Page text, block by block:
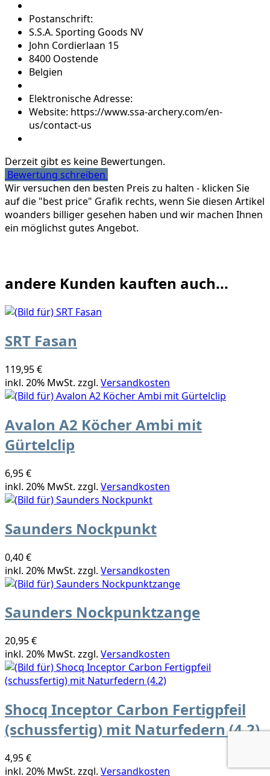
Postanschrift:
S.S.A. Sporting Goods NV
John Cordierlaan 15
8400 Oostende
Belgien
Elektronische Adresse:
Website: https://www.ssa-archery.com/en-
us/contact-us
Derzeit gibt es keine Bewertungen.
Bewertung schreiben
Wir versuchen den besten Preis zu halten - klicken Sie
auf die "best price" Grafik rechts, wenn Sie diesen Artikel
woanders billiger gesehen haben und wir machen Ihnen
ein möglichst gutes Angebot.
andere Kunden kauften auch...
SRT Fasan
119,95 €
inkl. 20% MwSt. zzgl. Versandkosten
Avalon A2 Köcher Ambi mit
Gürtelclip
6,95 €
inkl. 20% MwSt. zzgl. Versandkosten
Saunders Nockpunkt
0,40 €
inkl. 20% MwSt. zzgl. Versandkosten
Saunders Nockpunktzange
20,95 €
inkl. 20% MwSt. zzgl. Versandkosten
Shocq Inceptor Carbon Fertigpfeil
(schussfertig) mit Naturfedern (4.2)
4,95 €
inkl. 20% MwSt. zzgl. Versandkosten